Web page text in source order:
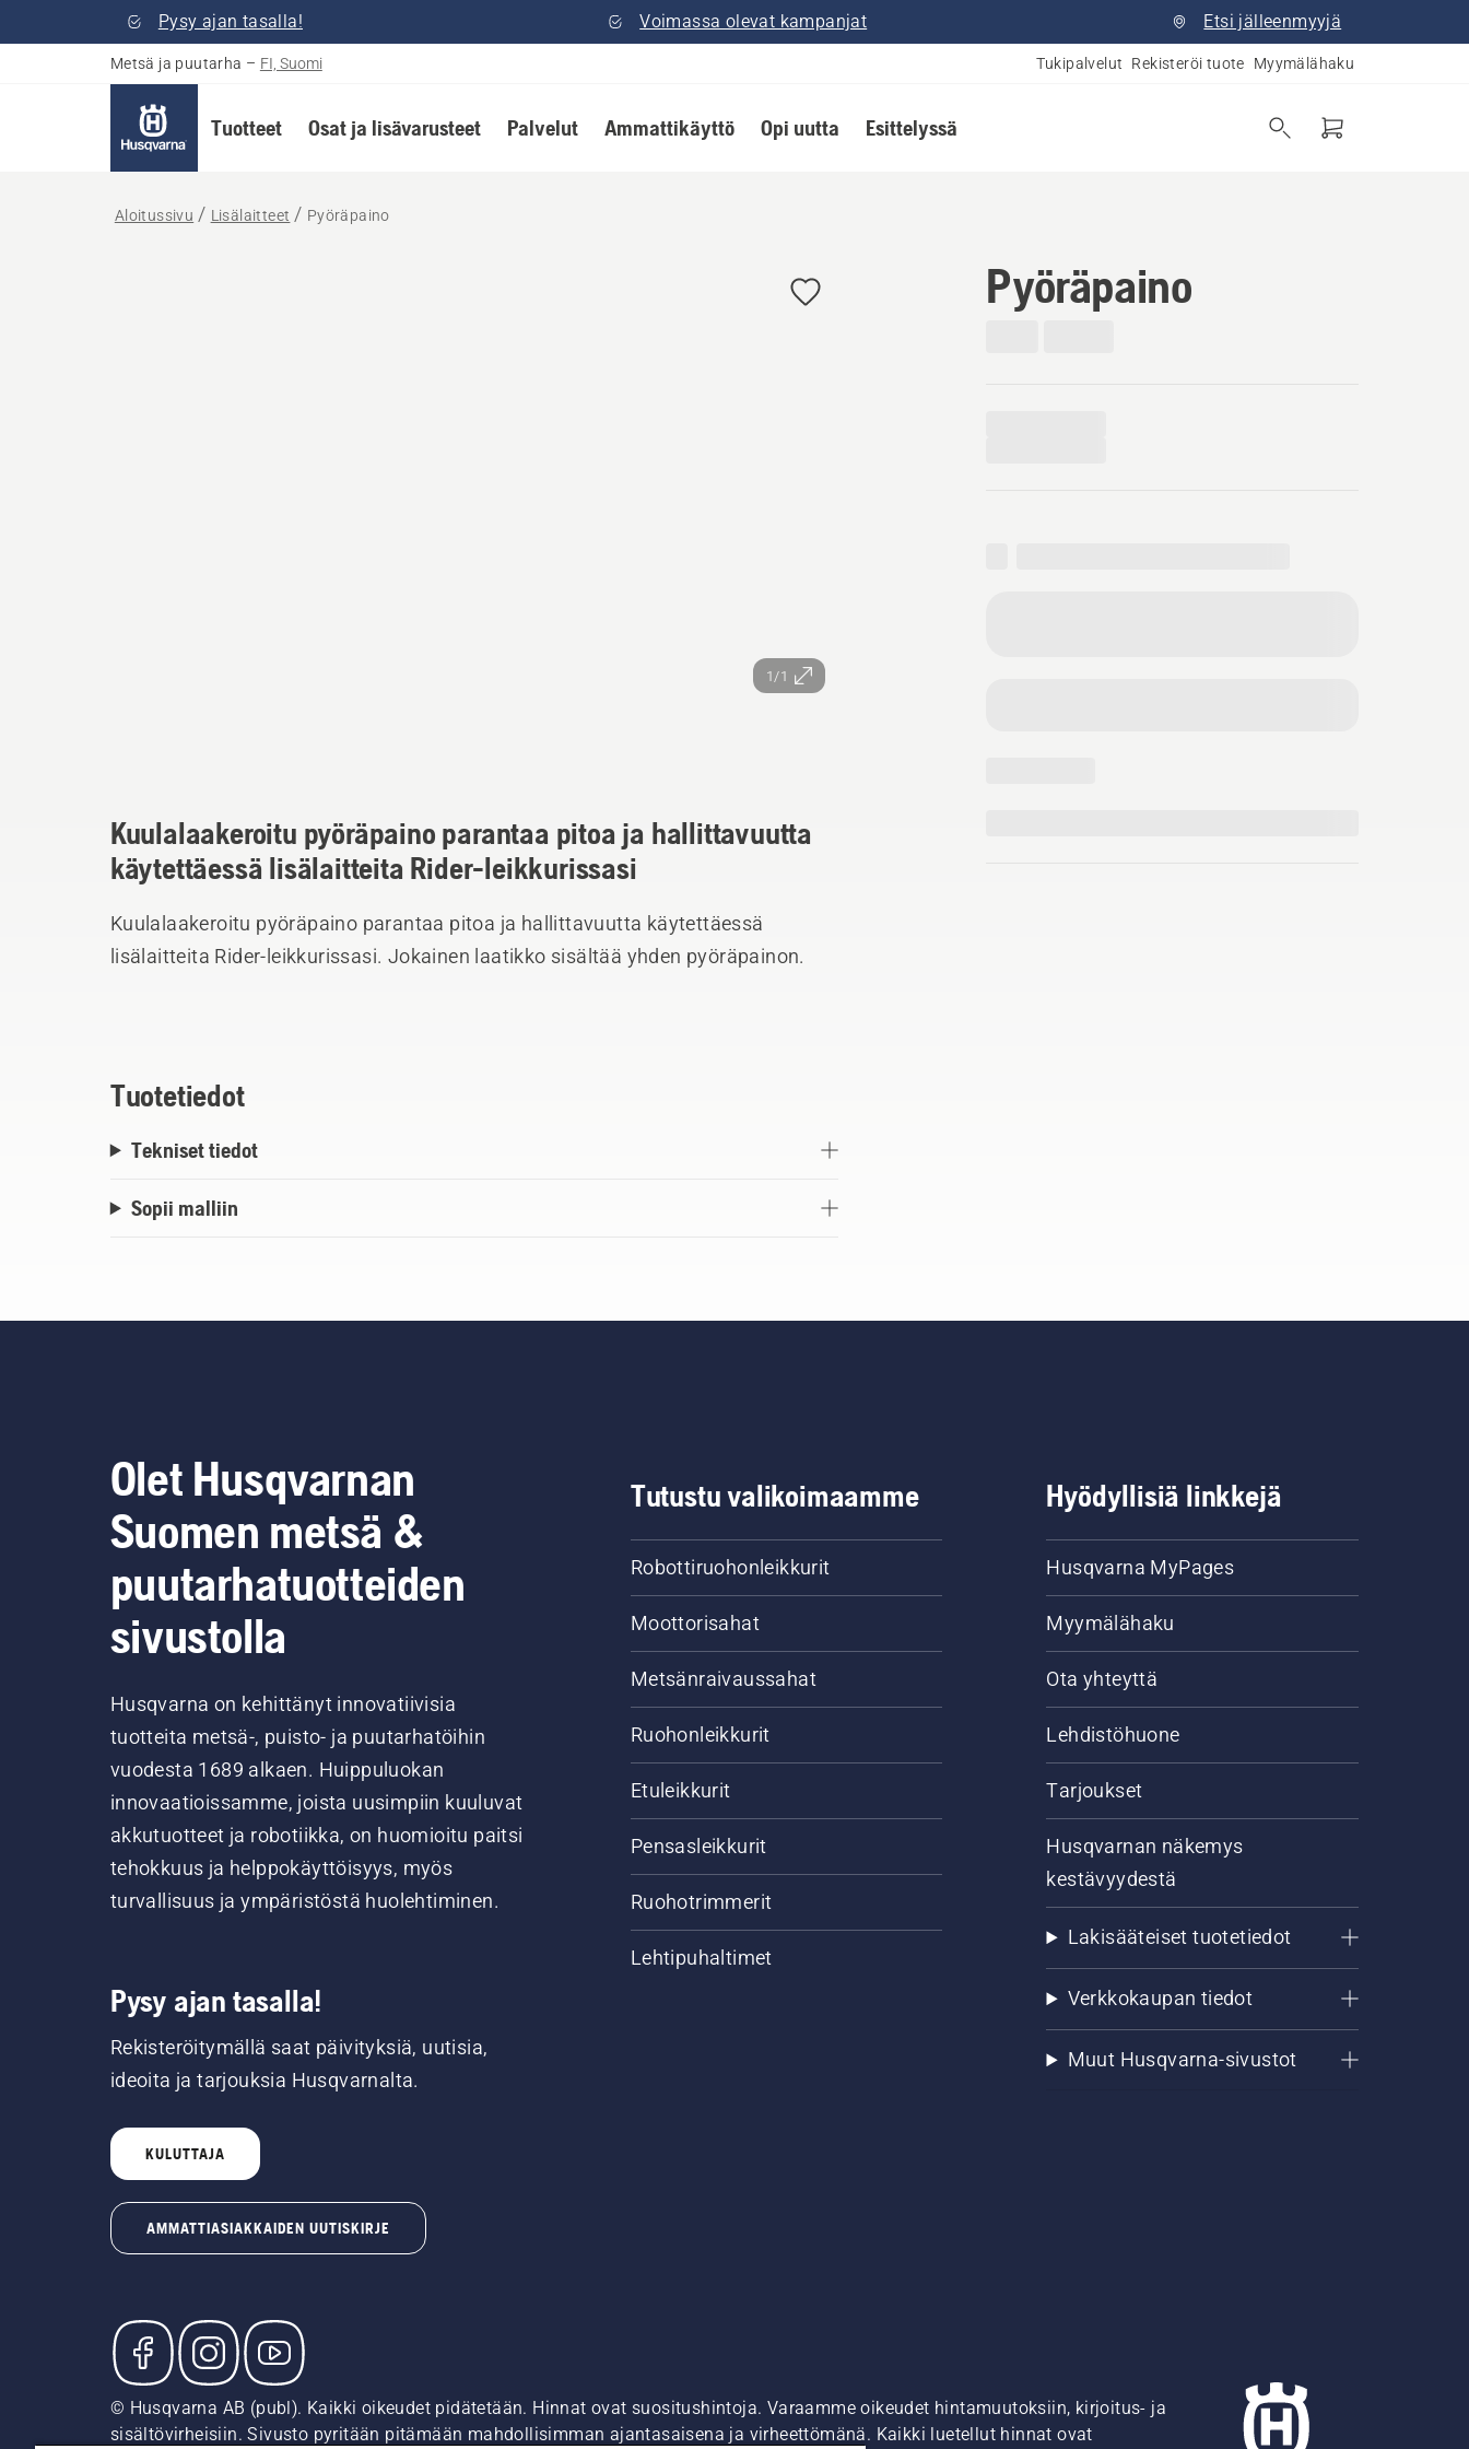
Pysy ajan tasalla! Voimassa olevat kampanjat Etsi jälleenmyyjä
Metsä ja puutarha – FI, Suomi Tukipalvelut Rekisteröi tuote Myymälähaku
Tuotteet Osat ja lisävarusteet Palvelut Ammattikäyttö Opi uutta Esittelyssä
Aloitussivu Lisälaitteet Pyöräpaino
1/1
Pyöräpaino
Kuulalaakeroitu pyöräpaino parantaa pitoa ja hallittavuutta
käytettäessä lisälaitteita Rider-leikkurissasi
Kuulalaakeroitu pyöräpaino parantaa pitoa ja hallittavuutta käytettäessä
lisälaitteita Rider-leikkurissasi. Jokainen laatikko sisältää yhden pyöräpainon.
Tuotetiedot
Tekniset tiedot
Sopii malliin
Olet Husqvarnan
Suomen metsä &
puutarhatuotteiden
sivustolla
Husqvarna on kehittänyt innovatiivisia
tuotteita metsä-, puisto- ja puutarhatöihin
vuodesta 1689 alkaen. Huippuluokan
innovaatioissamme, joista uusimpiin kuuluvat
akkutuotteet ja robotiikka, on huomioitu paitsi
tehokkuus ja helppokäyttöisyys, myös
turvallisuus ja ympäristöstä huolehtiminen.
Pysy ajan tasalla!
Rekisteröitymällä saat päivityksiä, uutisia,
ideoita ja tarjouksia Husqvarnalta.
KULUTTAJA
AMMATTIASIAKKAIDEN UUTISKIRJE
Tutustu valikoimaamme
Robottiruohonleikkurit
Moottorisahat
Metsänraivaussahat
Ruohonleikkurit
Etuleikkurit
Pensasleikkurit
Ruohotrimmerit
Lehtipuhaltimet
Hyödyllisiä linkkejä
Husqvarna MyPages
Myymälähaku
Ota yhteyttä
Lehdistöhuone
Tarjoukset
Husqvarnan näkemys
kestävyydestä
Lakisääteiset tuotetiedot
Verkkokaupan tiedot
Muut Husqvarna-sivustot
© Husqvarna AB (publ). Kaikki oikeudet pidätetään. Hinnat ovat suositushintoja. Varaamme oikeudet hintamuutoksiin, kirjoitus- ja
sisältövirheisiin. Sivusto pyritään pitämään mahdollisimman ajantasaisena ja virheettömänä. Kaikki luetellut hinnat ovat